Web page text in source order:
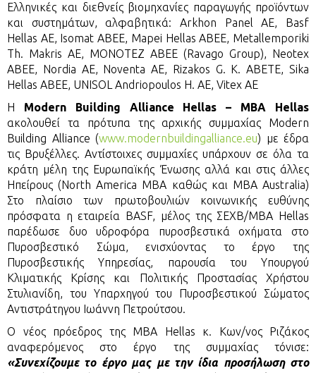
Ελληνικές και διεθνείς βιομηχανίες παραγωγής προϊόντων
και συστημάτων, αλφαβητικά: Arkhon Panel AE, Basf
Hellas AE, Isomat ABEE, Mapei Hellas ABEE, Metallemporiki
Th. Makris AE, MONOTEZ ABEE (Ravago Group), Neotex
ABEE, Nordia AE, Noventa AE, Rizakos G. K. ABETE, Sika
Hellas ABEE, UNISOL Andriopoulos H. AE, Vitex AE
Η Modern Building Alliance Hellas – MBA Hellas
ακολουθεί τα πρότυπα της αρχικής συμμαχίας Modern
Building Alliance (www.modernbuildingalliance.eu) με έδρα
τις Βρυξέλλες. Αντίστοιχες συμμαχίες υπάρχουν σε όλα τα
κράτη μέλη της Ευρωπαϊκής Ένωσης αλλά και στις άλλες
Ηπείρους (North America MBA καθώς και MΒΑ Australia)
Στο πλαίσιο των πρωτοβουλιών κοινωνικής ευθύνης
πρόσφατα η εταιρεία BASF, μέλος της ΣΕΧΒ/MBA Hellas
παρέδωσε δυο υδροφόρα πυροσβεστικά οχήματα στο
Πυροσβεστικό Σώμα, ενισχύοντας το έργο της
Πυροσβεστικής Υπηρεσίας, παρουσία του Υπουργού
Κλιματικής Κρίσης και Πολιτικής Προστασίας Χρήστου
Στυλιανίδη, του Υπαρχηγού του Πυροσβεστικού Σώματος
Αντιστράτηγου Ιωάννη Πετρούτσου.
Ο νέος πρόεδρος της MBA Hellas κ. Κων/νος Ριζάκος
αναφερόμενος στο έργο της συμμαχίας τόνισε:
«Συνεχίζουμε το έργο μας με την ίδια προσήλωση στο